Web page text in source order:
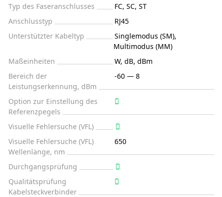
Typ des Faseranschlusses
FC, SC, ST
Anschlusstyp
RJ45
Unterstützter Kabeltyp
Singlemodus (SM),
Multimodus (MM)
Maßeinheiten
W, dB, dBm
Bereich der
Leistungserkennung, dBm
-60 — 8
Option zur Einstellung des
Referenzpegels
Visuelle Fehlersuche (VFL)
Visuelle Fehlersuche (VFL)
Wellenlänge, nm
650
Durchgangsprüfung
Qualitätsprüfung
Kabelsteckverbinder